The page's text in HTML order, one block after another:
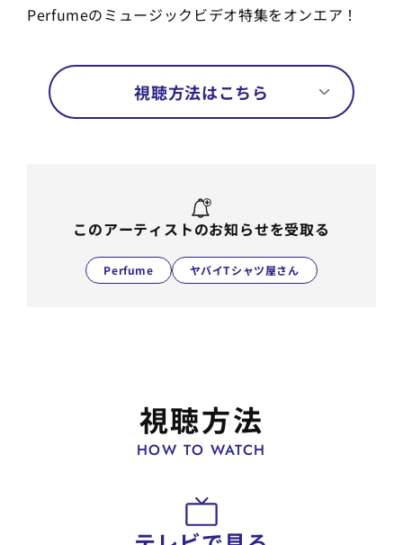
Perfumeのミュージックビデオ特集をオンエア！
視聴方法はこちら
このアーティストのお知らせを受取る
Perfume ヤバイTシャツ屋さん
視聴方法
HOW TO WATCH